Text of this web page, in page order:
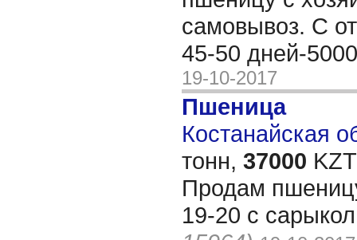
самовывоз. С
45-50 дней-
19-10-2017
Пшеница
Костанайская
тонн, 37000
Продам
19-20 с